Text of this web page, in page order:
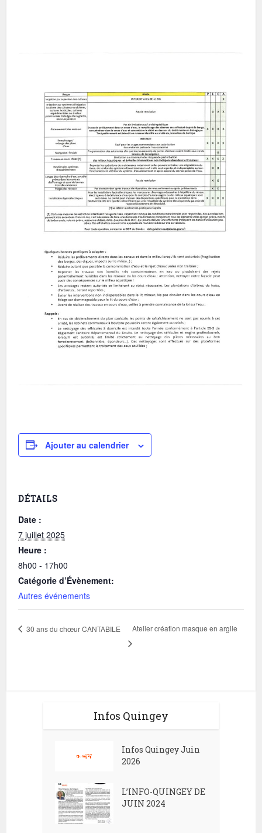
Ajouter au calendrier
DÉTAILS
Date :
7 juillet 2025
Heure :
8h00 - 17h00
Catégorie d’Évènement:
Autres événements
30 ans du chœur CANTABILE Atelier création masque en argile
Infos Quingey
Infos Quingey Juin
2026
L’INFO-QUINGEY DE
JUIN 2024